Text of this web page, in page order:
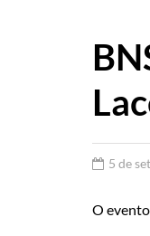
5 de
O